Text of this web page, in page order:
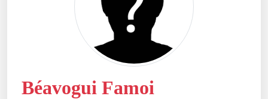
Béavogui Famoi